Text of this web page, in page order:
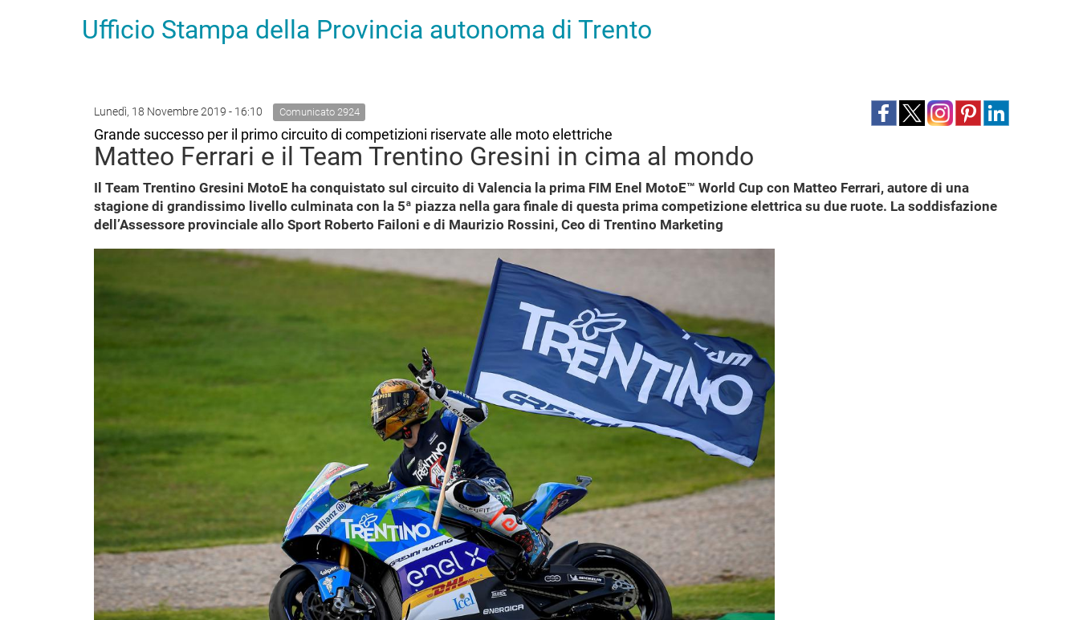
Ufficio Stampa della Provincia autonoma di Trento
Lunedì, 18 Novembre 2019 - 16:10 Comunicato 2924
Grande successo per il primo circuito di competizioni riservate alle moto elettriche
Matteo Ferrari e il Team Trentino Gresini in cima al mondo
Il Team Trentino Gresini MotoE ha conquistato sul circuito di Valencia la prima FIM Enel MotoE™ World Cup con Matteo Ferrari, autore di una
stagione di grandissimo livello culminata con la 5ª piazza nella gara finale di questa prima competizione elettrica su due ruote. La soddisfazione
dell’Assessore provinciale allo Sport Roberto Failoni e di Maurizio Rossini, Ceo di Trentino Marketing